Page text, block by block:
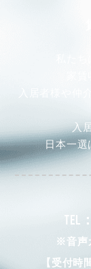
入居者様や仲
入
日本一選
TEL：
※音声
【受付時